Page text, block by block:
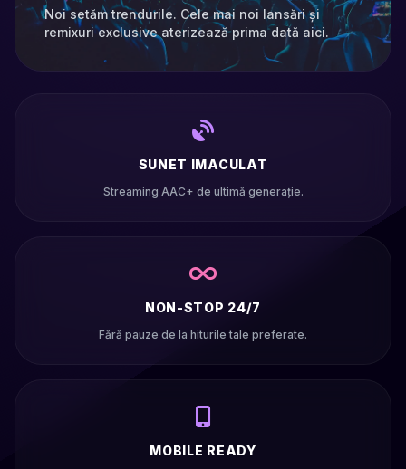
Noi setăm trendurile. Cele mai noi lansări și
remixuri exclusive aterizează prima dată aici.
SUNET IMACULAT
Streaming AAC+ de ultimă generație.
NON-STOP 24/7
Fără pauze de la hiturile tale preferate.
MOBILE READY